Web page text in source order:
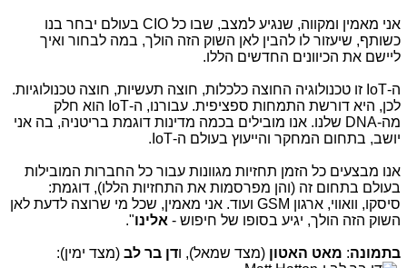
אני מאמין ומקווה, שנגיע למצב, שבו כל CIO בעולם יבחר בנו
כשותף, שיעזור לו להבין לאן השוק הזה הולך, במה לבחור ואיך
ליישם את הכיוונים החדשים הללו.
ה-IoT זו טכנולוגיה החוצה כלכלות, חוצה תעשיות, חוצה טכנולוגיות.
לכן, היא דורשת התמחות ספציפית. עבורנו, ה-IoT הוא חלק
מה-DNA שלנו. אנו מובילים בכמה מדינות דוגמת בריטניה, בה אני
יושב, בתחום המחקר והייעוץ בעולם ה-IoT
.
אנו מבצעים כל הזמן תחזיות מגוונות עבור כל החברות המובילות
בעולם בתחום זה (והן מפרסמות את התחזיות הללו), דוגמת:
סיסקו, וואווי, ארגון GSM ועוד. אני מאמין, שכל מי שרוצה לדעת לאן
השוק הזה הולך, יגיע בסופו של חיפוש - אלינו".
בתמונה: מאט האטון (מצד שמאל), ודן בר לב (מצד ימין):